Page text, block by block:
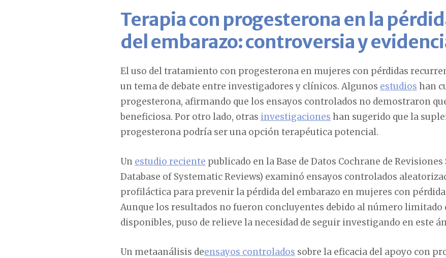
Terapia con progesterona en la
del embarazo: controversia y
El uso del tratamiento con progesterona en mujeres con pérdidas
un tema de debate entre investigadores y clínicos. Algunos estudios han
progesterona, afirmando que los ensayos controlados no demostraron
beneficiosa. Por otro lado, otras investigaciones han sugerido que la
progesterona podría ser una opción terapéutica potencial.
Un estudio reciente publicado en la Base de Datos Cochrane de
Database of Systematic Reviews) examinó ensayos controlados
profiláctica para prevenir la pérdida del embarazo en mujeres con
Aunque los resultados no fueron concluyentes debido al número limitado
disponibles, puso de relieve la necesidad de seguir investigando en este
Un metaanálisis deensayos controlados sobre la eficacia del apoyo con